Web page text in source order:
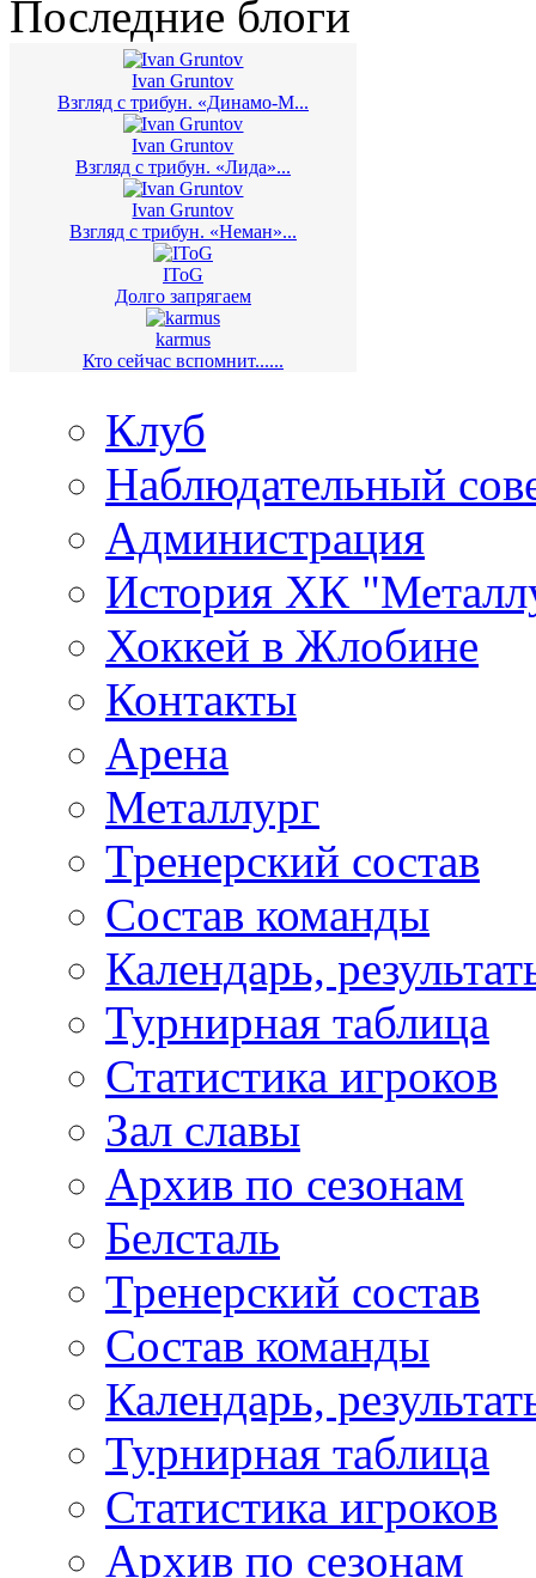
Последние блоги
Ivan Gruntov
Взгляд с трибун. «Динамо-М...
Ivan Gruntov
Взгляд с трибун. «Лида»...
Ivan Gruntov
Взгляд с трибун. «Неман»...
IToG
Долго запрягаем
karmus
Кто сейчас вспомнит......
Клуб
Наблюдательный
Администрация
История ХК
Хоккей в Жлобине
Контакты
Арена
Металлург
Тренерский состав
Состав команды
Календарь,
Турнирная таблица
Статистика игроков
Зал славы
Архив по сезонам
Белсталь
Тренерский состав
Состав команды
Календарь,
Турнирная таблица
Статистика игроков
Архив по сезонам